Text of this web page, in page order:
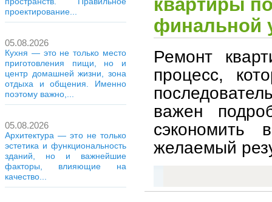
проектирование...
05.08.2026
Кухня — это не только место
приготовления пищи, но и
центр домашней жизни, зона
отдыха и общения. Именно
поэтому важно,...
05.08.2026
Архитектура — это не только
эстетика и функциональность
зданий, но и важнейшие
факторы, влияющие на
качество...
квартиры
финальной
Ремонт
процесс,
важен
желаемый